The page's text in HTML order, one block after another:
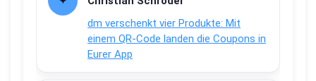
dm verschenkt vier Produkte: Mit
einem QR-Code landen die Coupons in
Eurer App